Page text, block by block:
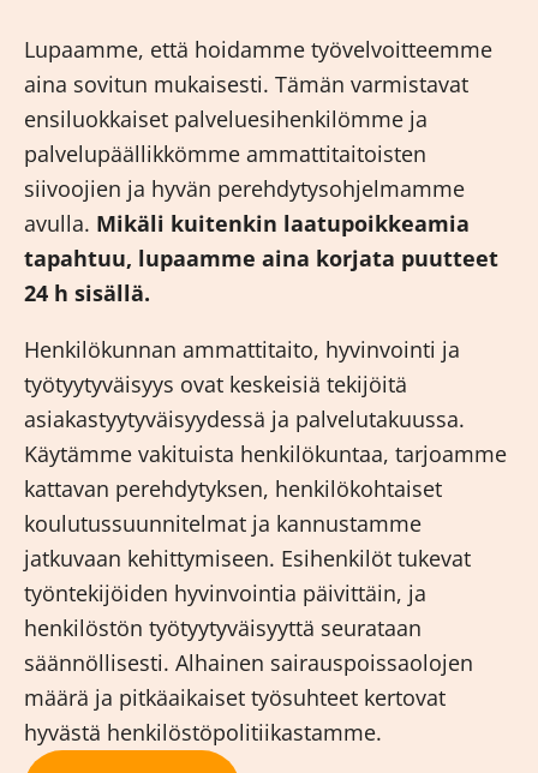
Lupaamme, että hoidamme työvelvoitteemme
aina sovitun mukaisesti. Tämän varmistavat
ensiluokkaiset palveluesihenkilömme ja
palvelupäällikkömme ammattitaitoisten
siivoojien ja hyvän perehdytysohjelmamme
avulla. Mikäli kuitenkin laatupoikkeamia
tapahtuu, lupaamme aina korjata puutteet
24 h sisällä.
Henkilökunnan ammattitaito, hyvinvointi ja
työtyytyväisyys ovat keskeisiä tekijöitä
asiakastyytyväisyydessä ja palvelutakuussa.
Käytämme vakituista henkilökuntaa, tarjoamme
kattavan perehdytyksen, henkilökohtaiset
koulutussuunnitelmat ja kannustamme
jatkuvaan kehittymiseen. Esihenkilöt tukevat
työntekijöiden hyvinvointia päivittäin, ja
henkilöstön työtyytyväisyyttä seurataan
säännöllisesti. Alhainen sairauspoissaolojen
määrä ja pitkäaikaiset työsuhteet kertovat
hyvästä henkilöstöpolitiikastamme.